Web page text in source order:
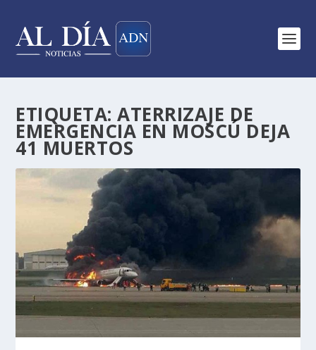
ETIQUETA:ATERRIZAJE DE
EMERGENCIA EN MOSCÚ DEJA
41 MUERTOS